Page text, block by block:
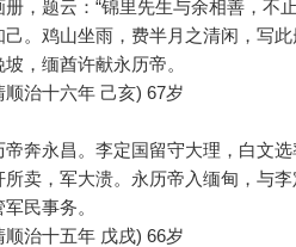
，题云：“锦里先生与余相善，
。鸡山坐雨，费半月之清闲，写
，缅酋许献永历帝。
治十六年 己亥) 67岁
奔永昌。李定国留守大理，白文
卖，军大溃。永历帝入缅甸，与李
民事务。
治十五年 戊戌) 66岁